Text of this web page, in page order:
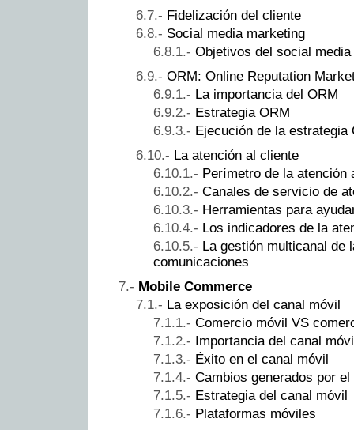
Fidelización del cliente
Social media marketing
Objetivos del social
ORM: Online Reputation
La importancia del ORM
Estrategia ORM
Ejecución de la estrategia
La atención al cliente
Perímetro de la atención
Canales de servicio de
Herramientas para
Los indicadores de la
La gestión multicanal de
comunicaciones
Mobile Commerce
La exposición del canal móvil
Comercio móvil VS
Importancia del canal
Éxito en el canal móvil
Cambios generados por
Estrategia del canal móvil
Plataformas móviles